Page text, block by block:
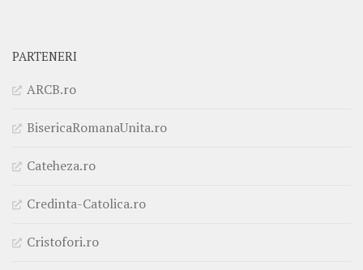
PARTENERI
ARCB.ro
BisericaRomanaUnita.ro
Cateheza.ro
Credinta-Catolica.ro
Cristofori.ro